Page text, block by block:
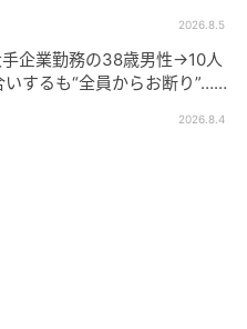
う
う
う
2026.8.5
企業勤務の38歳男性→10人
するも“全員からお断り”…デ
2026.8.4